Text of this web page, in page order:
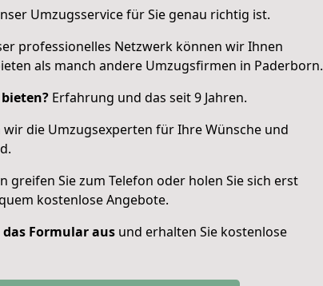
Umzugsservice für Sie genau richtig ist.
professionelles Netzwerk können wir Ihnen
als manch andere Umzugsfirmen in Paderborn.
Erfahrung und das seit 9 Jahren.
wir die Umzugsexperten für Ihre Wünsche und
greifen Sie zum Telefon oder holen Sie sich erst
kostenlose Angebote.
Formular aus und erhalten Sie kostenlose